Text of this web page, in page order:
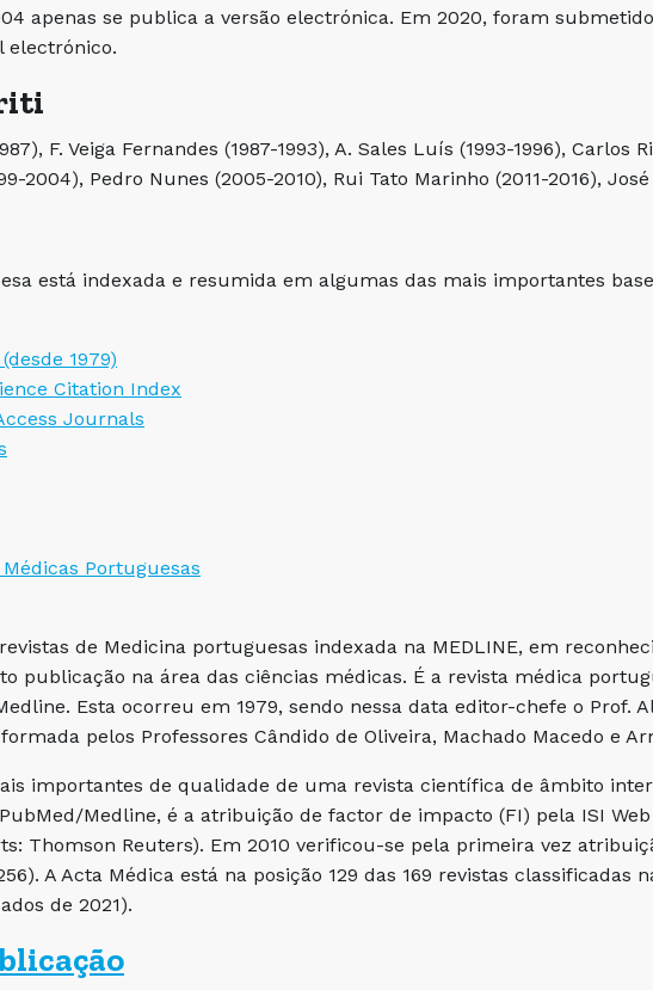
apenas se publica a versão electrónica. Em 2020, foram
electrónico.
F. Veiga Fernandes (1987-1993), A. Sales Luís (1993-1996), Carlos
2004), Pedro Nunes (2005-2010), Rui Tato Marinho (2011-2016),
está indexada e resumida em algumas das mais importantes
1979)
Citation Index
Journals
Portuguesas
de Medicina portuguesas indexada na MEDLINE, em
publicação na área das ciências médicas. É a revista médica
Esta ocorreu em 1979, sendo nessa data editor-chefe o Prof.
pelos Professores Cândido de Oliveira, Machado Macedo e
importantes de qualidade de uma revista científica de âmbito
Medline, é a atribuição de factor de impacto (FI) pela ISI
Thomson Reuters). Em 2010 verificou-se pela primeira vez
A Acta Médica está na posição 129 das 169 revistas classificadas
de 2021).